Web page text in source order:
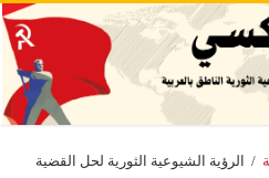
/
الرؤية الشيوعية الثورية لحل القضية